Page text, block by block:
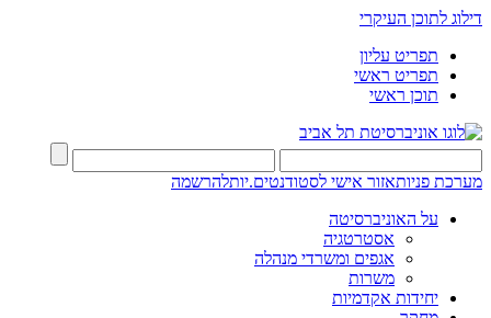
דילוג לתוכן העיקרי
תפריט עליון
תפריט ראשי
תוכן ראשי
מערכת פניותאזור אישי לסטודנטים.יותלהרשמה
על האוניברסיטה
אסטרטגיה
אגפים ומשרדי מנהלה
משרות
יחידות אקדמיות